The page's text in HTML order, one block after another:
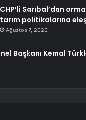
CHP’li Sarıbal’dan
tarım politikalarına
Ağustos 7, 2026
Başkanı Kemal